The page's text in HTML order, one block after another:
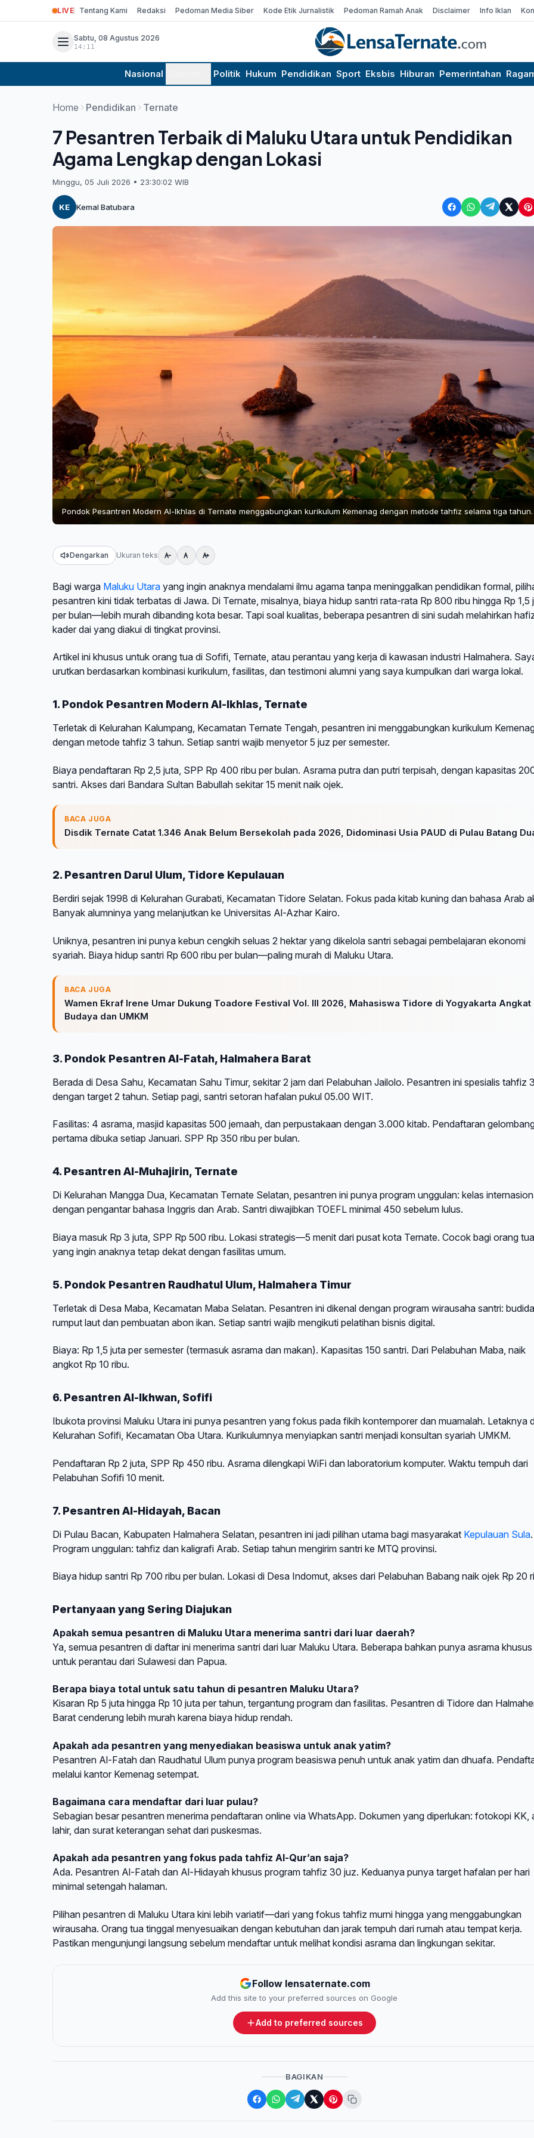
LIVE Tentang Kami Redaksi Pedoman Media Siber Kode Etik Jurnalistik Pedoman Ramah Anak Disclaimer Info Iklan
Sabtu, 08 Agustus 2026
14:11
Nasional Politik Hukum Pendidikan Sport Eksbis Hiburan Pemerintahan
Home Pendidikan Ternate
7 Pesantren Terbaik di Maluku Utara untuk Pendidikan
Agama Lengkap dengan Lokasi
Minggu, 05 Juli 2026 • 23:30:02 WIB
KE Kemal Batubara
Pondok Pesantren Modern Al-Ikhlas di Ternate menggabungkan kurikulum Kemenag dengan metode tahfiz selama tiga tahun.
Dengarkan Ukuran teks
Bagi warga Maluku Utara yang ingin anaknya mendalami ilmu agama tanpa meninggalkan pendidikan formal,
pesantren kini tidak terbatas di Jawa. Di Ternate, misalnya, biaya hidup santri rata-rata Rp 800 ribu hingga Rp 1,5
per bulan—lebih murah dibanding kota besar. Tapi soal kualitas, beberapa pesantren di sini sudah melahirkan
kader dai yang diakui di tingkat provinsi.
Artikel ini khusus untuk orang tua di Sofifi, Ternate, atau perantau yang kerja di kawasan industri Halmahera.
urutkan berdasarkan kombinasi kurikulum, fasilitas, dan testimoni alumni yang saya kumpulkan dari warga lokal.
1. Pondok Pesantren Modern Al-Ikhlas, Ternate
Terletak di Kelurahan Kalumpang, Kecamatan Ternate Tengah, pesantren ini menggabungkan kurikulum
dengan metode tahfiz 3 tahun. Setiap santri wajib menyetor 5 juz per semester.
Biaya pendaftaran Rp 2,5 juta, SPP Rp 400 ribu per bulan. Asrama putra dan putri terpisah, dengan kapasitas
santri. Akses dari Bandara Sultan Babullah sekitar 15 menit naik ojek.
BACA JUGA
Disdik Ternate Catat 1.346 Anak Belum Bersekolah pada 2026, Didominasi Usia PAUD di Pulau Batang
2. Pesantren Darul Ulum, Tidore Kepulauan
Berdiri sejak 1998 di Kelurahan Gurabati, Kecamatan Tidore Selatan. Fokus pada kitab kuning dan bahasa Arab
Banyak alumninya yang melanjutkan ke Universitas Al-Azhar Kairo.
Uniknya, pesantren ini punya kebun cengkih seluas 2 hektar yang dikelola santri sebagai pembelajaran ekonomi
syariah. Biaya hidup santri Rp 600 ribu per bulan—paling murah di Maluku Utara.
BACA JUGA
Wamen Ekraf Irene Umar Dukung Toadore Festival Vol. III 2026, Mahasiswa Tidore di Yogyakarta Angkat
Budaya dan UMKM
3. Pondok Pesantren Al-Fatah, Halmahera Barat
Berada di Desa Sahu, Kecamatan Sahu Timur, sekitar 2 jam dari Pelabuhan Jailolo. Pesantren ini spesialis tahfiz
dengan target 2 tahun. Setiap pagi, santri setoran hafalan pukul 05.00 WIT.
Fasilitas: 4 asrama, masjid kapasitas 500 jemaah, dan perpustakaan dengan 3.000 kitab. Pendaftaran
pertama dibuka setiap Januari. SPP Rp 350 ribu per bulan.
4. Pesantren Al-Muhajirin, Ternate
Di Kelurahan Mangga Dua, Kecamatan Ternate Selatan, pesantren ini punya program unggulan: kelas
dengan pengantar bahasa Inggris dan Arab. Santri diwajibkan TOEFL minimal 450 sebelum lulus.
Biaya masuk Rp 3 juta, SPP Rp 500 ribu. Lokasi strategis—5 menit dari pusat kota Ternate. Cocok bagi orang tua
yang ingin anaknya tetap dekat dengan fasilitas umum.
5. Pondok Pesantren Raudhatul Ulum, Halmahera Timur
Terletak di Desa Maba, Kecamatan Maba Selatan. Pesantren ini dikenal dengan program wirausaha santri:
rumput laut dan pembuatan abon ikan. Setiap santri wajib mengikuti pelatihan bisnis digital.
Biaya: Rp 1,5 juta per semester (termasuk asrama dan makan). Kapasitas 150 santri. Dari Pelabuhan Maba, naik
angkot Rp 10 ribu.
6. Pesantren Al-Ikhwan, Sofifi
Ibukota provinsi Maluku Utara ini punya pesantren yang fokus pada fikih kontemporer dan muamalah. Letaknya
Kelurahan Sofifi, Kecamatan Oba Utara. Kurikulumnya menyiapkan santri menjadi konsultan syariah UMKM.
Pendaftaran Rp 2 juta, SPP Rp 450 ribu. Asrama dilengkapi WiFi dan laboratorium komputer. Waktu tempuh dari
Pelabuhan Sofifi 10 menit.
7. Pesantren Al-Hidayah, Bacan
Di Pulau Bacan, Kabupaten Halmahera Selatan, pesantren ini jadi pilihan utama bagi masyarakat Kepulauan Sula.
Program unggulan: tahfiz dan kaligrafi Arab. Setiap tahun mengirim santri ke MTQ provinsi.
Biaya hidup santri Rp 700 ribu per bulan. Lokasi di Desa Indomut, akses dari Pelabuhan Babang naik ojek Rp 20
Pertanyaan yang Sering Diajukan
Apakah semua pesantren di Maluku Utara menerima santri dari luar daerah?
Ya, semua pesantren di daftar ini menerima santri dari luar Maluku Utara. Beberapa bahkan punya asrama khusus
untuk perantau dari Sulawesi dan Papua.
Berapa biaya total untuk satu tahun di pesantren Maluku Utara?
Kisaran Rp 5 juta hingga Rp 10 juta per tahun, tergantung program dan fasilitas. Pesantren di Tidore dan
Barat cenderung lebih murah karena biaya hidup rendah.
Apakah ada pesantren yang menyediakan beasiswa untuk anak yatim?
Pesantren Al-Fatah dan Raudhatul Ulum punya program beasiswa penuh untuk anak yatim dan dhuafa.
melalui kantor Kemenag setempat.
Bagaimana cara mendaftar dari luar pulau?
Sebagian besar pesantren menerima pendaftaran online via WhatsApp. Dokumen yang diperlukan: fotokopi KK,
lahir, dan surat keterangan sehat dari puskesmas.
Apakah ada pesantren yang fokus pada tahfiz Al-Qur’an saja?
Ada. Pesantren Al-Fatah dan Al-Hidayah khusus program tahfiz 30 juz. Keduanya punya target hafalan per hari
minimal setengah halaman.
Pilihan pesantren di Maluku Utara kini lebih variatif—dari yang fokus tahfiz murni hingga yang menggabungkan
wirausaha. Orang tua tinggal menyesuaikan dengan kebutuhan dan jarak tempuh dari rumah atau tempat kerja.
Pastikan mengunjungi langsung sebelum mendaftar untuk melihat kondisi asrama dan lingkungan sekitar.
Follow lensaternate.com
Add this site to your preferred sources on Google
Add to preferred sources
BAGIKAN